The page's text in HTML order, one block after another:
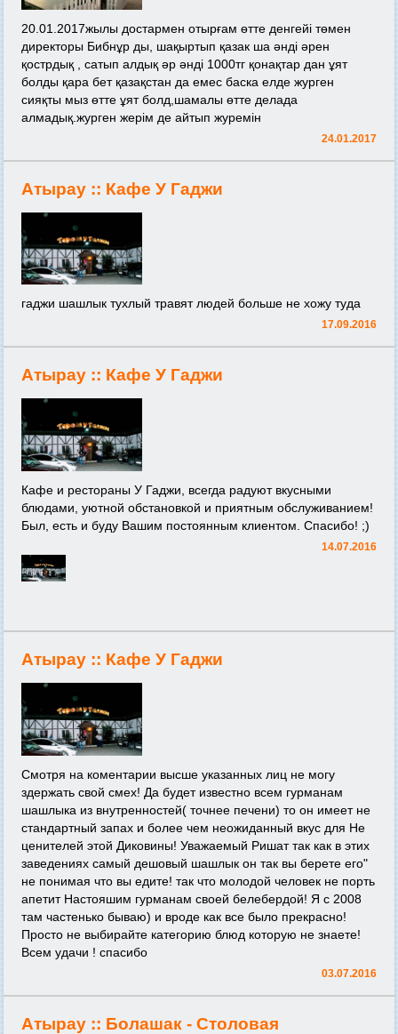
20.01.2017жылы достармен отырғам өтте денгейі төмен
директоры Бибнұр ды, шақыртып қазак ша əнді əрен
қострдық , сатып алдық əр əнді 1000тг қонақтар дан ұят
болды қара бет қазақстан да емес баска елде журген
сияқты мыз өтте ұят болд,шамалы өтте делада
алмадық.журген жерім де айтып журемін
24.01.2017
Атырау :: Кафе У Гаджи
гаджи шашлык тухлый травят людей больше не хожу туда
17.09.2016
Атырау :: Кафе У Гаджи
Кафе и рестораны У Гаджи, всегда радуют вкусными
блюдами, уютной обстановкой и приятным обслуживанием!
Был, есть и буду Вашим постоянным клиентом. Спасибо! ;)
14.07.2016
Атырау :: Кафе У Гаджи
Смотря на коментарии высше указанных лиц не могу
здержать свой смех! Да будет известно всем гурманам
шашлыка из внутренностей( точнее печени) то он имеет не
стандартный запах и более чем неожиданный вкус для Не
ценителей этой Диковины! Уважаемый Ришат так как в этих
заведениях самый дешовый шашлык он так вы берете его"
не понимая что вы едите! так что молодой человек не порть
апетит Настояшим гурманам своей белебердой! Я с 2008
там частенько бываю) и вроде как все было прекрасно!
Просто не выбирайте категорию блюд которую не знаете!
Всем удачи ! спасибо
03.07.2016
Атырау :: Болашак - Столовая